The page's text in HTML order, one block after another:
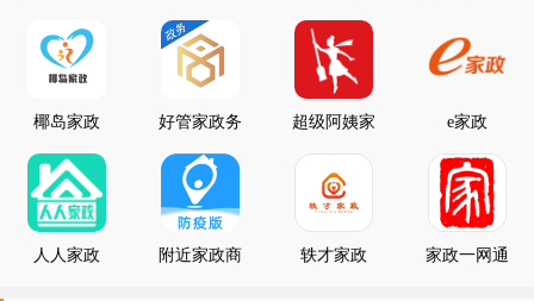
椰岛家政 好管家政务
超级阿姨家
e家政
人人家政
附近家政商
轶才家政 家政一网通